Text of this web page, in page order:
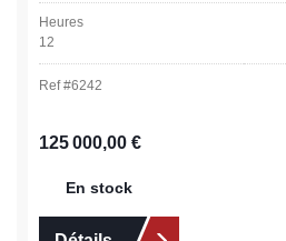
Heures
12
Ref #6242
Prix régulier :
125 000,00 €
En stock